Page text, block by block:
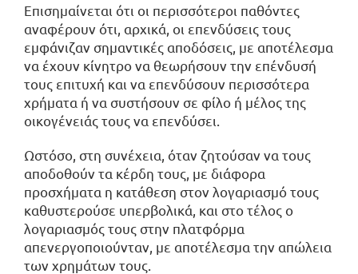
Επισημαίνεται ότι οι περισσότεροι παθόντες
αναφέρουν ότι, αρχικά, οι επενδύσεις τους
εμφάνιζαν σημαντικές αποδόσεις, με αποτέλεσμα
να έχουν κίνητρο να θεωρήσουν την επένδυσή
τους επιτυχή και να επενδύσουν περισσότερα
χρήματα ή να συστήσουν σε φίλο ή μέλος της
οικογένειάς τους να επενδύσει.
Ωστόσο, στη συνέχεια, όταν ζητούσαν να τους
αποδοθούν τα κέρδη τους, με διάφορα
προσχήματα η κατάθεση στον λογαριασμό τους
καθυστερούσε υπερβολικά, και στο τέλος ο
λογαριασμός τους στην πλατφόρμα
απενεργοποιούνταν, με αποτέλεσμα την απώλεια
των χρημάτων τους.